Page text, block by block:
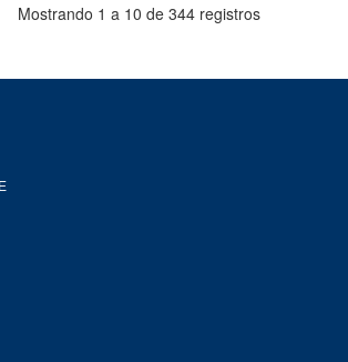
Mostrando 1 a 10 de 344 registros